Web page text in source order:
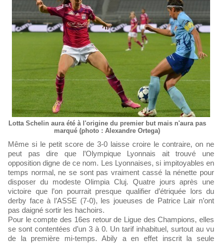
Lotta Schelin aura été à l'origine du premier but mais n'aura pas
marqué (photo : Alexandre Ortega)
Même si le petit score de 3-0 laisse croire le contraire, on ne
peut pas dire que l’Olympique Lyonnais ait trouvé une
opposition digne de ce nom. Les Lyonnaises, si impitoyables en
temps normal, ne se sont pas vraiment cassé la nénette pour
disposer du modeste Olimpia Cluj. Quatre jours après une
victoire que l’on pourrait presque qualifier d’étriquée lors du
derby face à l’ASSE (7-0), les joueuses de Patrice Lair n’ont
pas daigné sortir les hachoirs.
Pour le compte des 16es retour de Ligue des Champions, elles
se sont contentées d’un 3 à 0. Un tarif inhabituel, surtout au vu
de la première mi-temps. Abily a en effet inscrit la seule